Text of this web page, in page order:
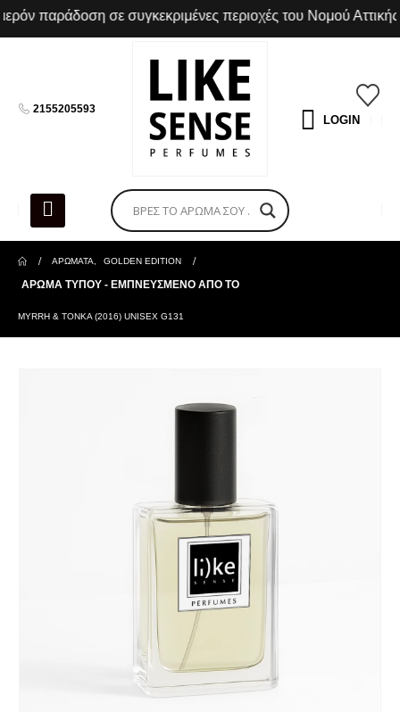
παράδοση σε συγκεκριμένες περιοχές του Νομού Αττικής
2155205593
LOGIN
ΑΡΩΜΑΤΑ GOLDEN EDITION
ΑΡΩΜΑ ΤΥΠΟΥ - ΕΜΠΝΕΥΣΜΕΝΟ ΑΠΟ ΤΟ
MYRRH & TONKA (2016) UNISEX G131